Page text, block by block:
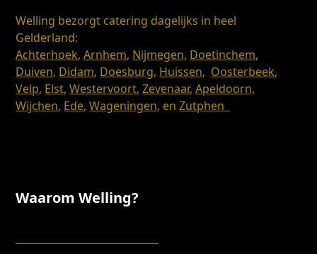
Welling bezorgt catering dagelijks in heel
Gelderland:
Achterhoek,Arnhem, Nijmegen, Doetinchem,
Duiven, Didam, Doesburg, Huissen, Oosterbeek,
Velp, Elst,Westervoort,Zevenaar,Apeldoorn,
Wijchen, Ede,Wageningen, enZutphen
Waarom Welling?